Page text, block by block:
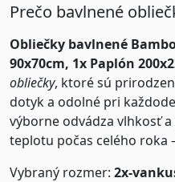
Prečo bavlnené
Obliečky bavlnené
90x70cm, 1x Paplón
obliečky, ktoré sú
dotyk a odolné pri
výborne odvádza vlhkosť
teplotu počas celého roka
Vybraný rozmer: 2x-